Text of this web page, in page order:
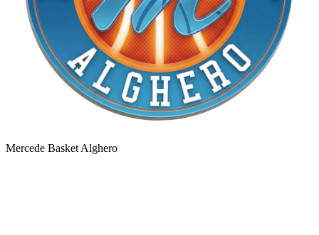
Mercede Basket Alghero